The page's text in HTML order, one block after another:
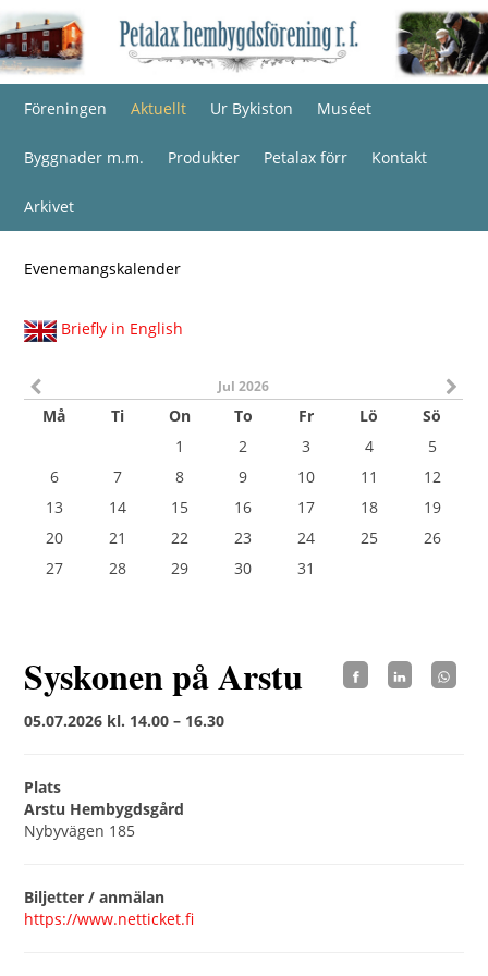
Föreningen Aktuellt Ur Bykiston Muséet
Byggnader m.m. Produkter Petalax förr Kontakt
Arkivet
Evenemangskalender
Briefly in English
Jul 2026
Må Ti On To Fr Lö
Sö
1
2 3 4
5
6
7 8 9 10 11
12
13
14 15 16 17 18
19
20
21 22 23 24 25
26
27
28 29 30 31
Syskonen på Arstu
05.07.2026 kl. 14.00 – 16.30
Plats
Arstu Hembygdsgård
Nybyvägen 185
Biljetter / anmälan
https://www.netticket.fi